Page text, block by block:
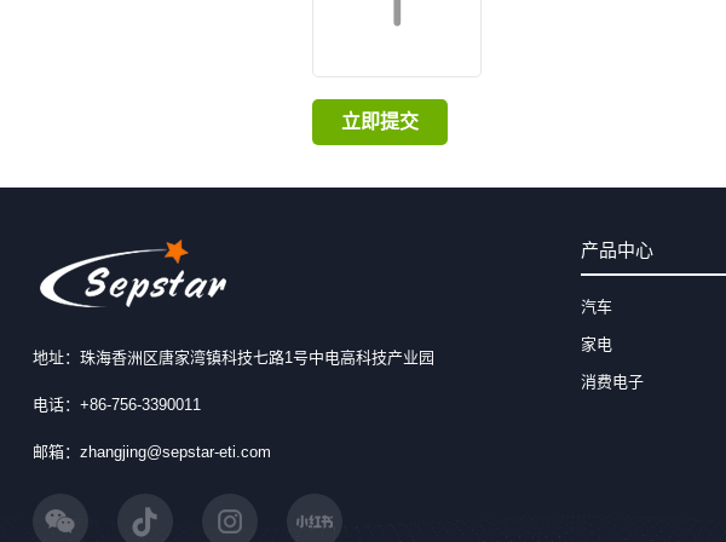
立即提交
地址：珠海香洲区唐家湾镇科技七路1号中电高科技产业园
电话：+86-756-3390011
邮箱：zhangjing@sepstar-eti.com
产品中心
汽车
家电
消费电子